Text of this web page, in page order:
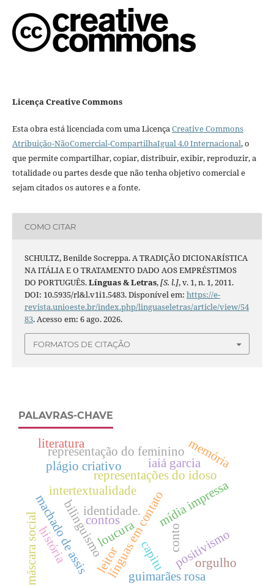
Licença Creative Commons
Esta obra está licenciada com uma LicençaCreative Commons
Atribuição-NãoComercial-CompartilhaIgual 4.0 Internacional, o
que permite compartilhar, copiar, distribuir, exibir, reproduzir, a
totalidade ou partes desde que não tenha objetivo comercial e
sejam citados os autores e a fonte.
COMO CITAR
SCHULTZ, Benilde Socreppa. A TRADIÇÃO DICIONARÍSTICA
NA ITÁLIA E O TRATAMENTO DADO AOS EMPRÉSTIMOS
DO PORTUGUÊS.Línguas & Letras,[S. l.], v. 1, n. 1, 2011.
DOI: 10.5935/rl&l.v1i1.5483. Disponível em: https://e-
revista.unioeste.br/index.php/linguaseletras/article/view/54
83. Acesso em: 6 ago. 2026.
FORMATOS DE CITAÇÃO
PALAVRAS-CHAVE
representações do idoso
mídia impressa
identidade.
línguas em contato
bilinguismo
intertextualidade
plágio criativo
machado de assiscontos
loucura conto
história positivismo
guimarães rosa
capitu
representação do femininomemória
leitor
máscara social
iaiá garcia
orgulho
literatura